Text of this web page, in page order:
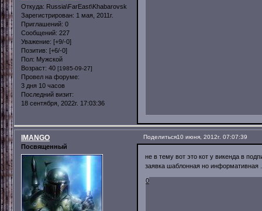
Откуда: Russia\FarEast\Khabarovsk
Зарегистрирован: 1 мая, 2011г.
Приглашений: 0
Сообщений: 227
Уважение: [+9/-0]
Позитив: [+6/-0]
Пол: Мужской
Возраст: 40 [1985-09-27]
Провел на форуме:
3 дня 10 часов
Последний визит:
18 сентября, 2022г. 17:03:36
Поделиться10 июня, 2012г. 07:07:39
IMANGO
Посвященный
не в тему вот это кот у викенда в
заявка шаблонная но
0